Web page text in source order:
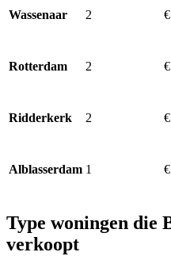
Wassenaar 2
Rotterdam 2
Ridderkerk 2
Alblasserdam 1
Type woningen die
verkoopt